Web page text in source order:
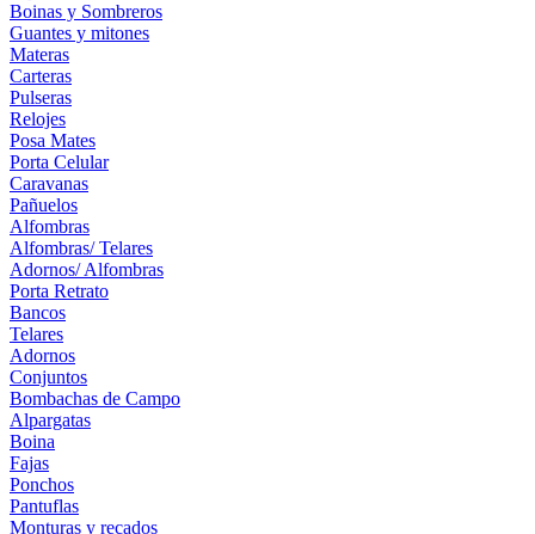
Boinas y Sombreros
Guantes y mitones
Materas
Carteras
Pulseras
Relojes
Posa Mates
Porta Celular
Caravanas
Pañuelos
Alfombras
Alfombras/ Telares
Adornos/ Alfombras
Porta Retrato
Bancos
Telares
Adornos
Conjuntos
Bombachas de Campo
Alpargatas
Boina
Fajas
Ponchos
Pantuflas
Monturas y recados